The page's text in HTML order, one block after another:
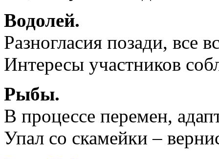
Водолей.
Разногласия позади, все
Интересы участников
Рыбы.
В процессе перемен,
Упал со скамейки –